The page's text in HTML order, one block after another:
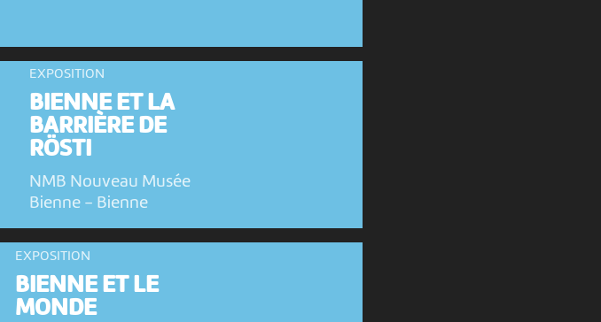
EXPOSITION
BIENNE ET LA
BARRIÈRE DE
RÖSTI
NMB Nouveau Musée
Bienne - Bienne
EXPOSITION
BIENNE ET LE
MONDE